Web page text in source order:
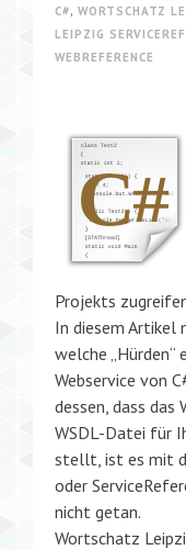
C#, WORTSCHATZ
LEIPZIG
WEBREFERENCE
Projekts
In diesem Artikel
welche
Webservice von
dessen, dass das
WSDL-Datei für
stellt, ist es mit
oder
nicht getan.
Wortschatz